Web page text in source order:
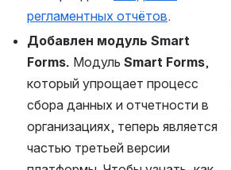
регламентных отчётов.
Добавлен модуль Smart
Forms. Модуль Smart Forms,
который упрощает процесс
сбора данных и отчетности в
организациях, теперь является
частью третьей версии